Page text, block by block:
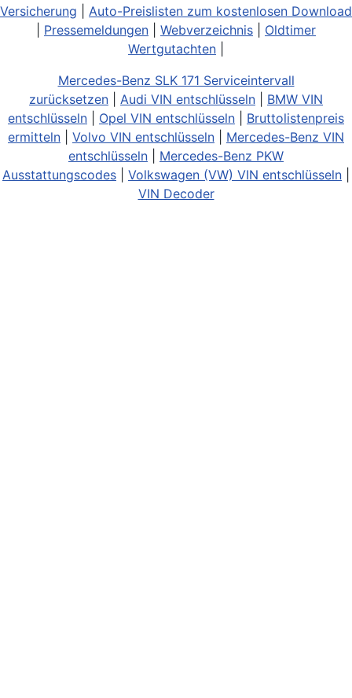
Versicherung
Auto-Preislisten zum kostenlosen Download
Pressemeldungen Webverzeichnis
Oldtimer
Wertgutachten
Mercedes-Benz SLK 171 Serviceintervall
zurücksetzen
Audi VIN entschlüsseln
BMW VIN
entschlüsseln
Opel VIN entschlüsseln
Bruttolistenpreis
ermitteln
Volvo VIN entschlüsseln
Mercedes-Benz VIN
entschlüsseln
Mercedes-Benz PKW
Ausstattungscodes
Volkswagen (VW) VIN entschlüsseln
VIN Decoder